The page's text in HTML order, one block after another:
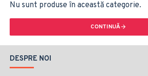
Nu sunt produse în această categorie.
CONTINUĂ
DESPRE NOI